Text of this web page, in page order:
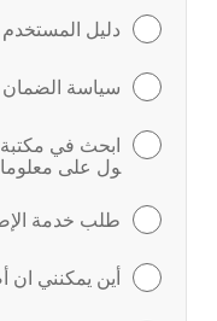
دليل المستخدم
سياسة
ابحث في
ول على
طلب خدمة
أين يمكنني ان